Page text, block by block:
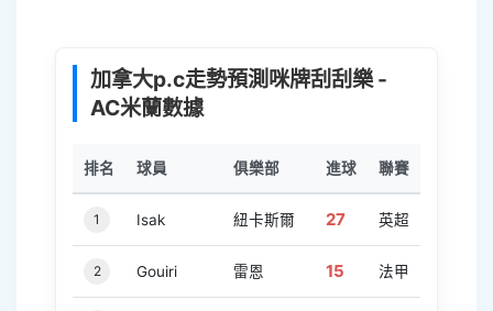
加拿大p.c走勢預測咪牌刮刮樂 -
AC米蘭數據
排名 球員 俱樂部 進球 聯賽
1 Isak 紐卡斯爾 27 英超
2 Gouiri 雷恩 15 法甲